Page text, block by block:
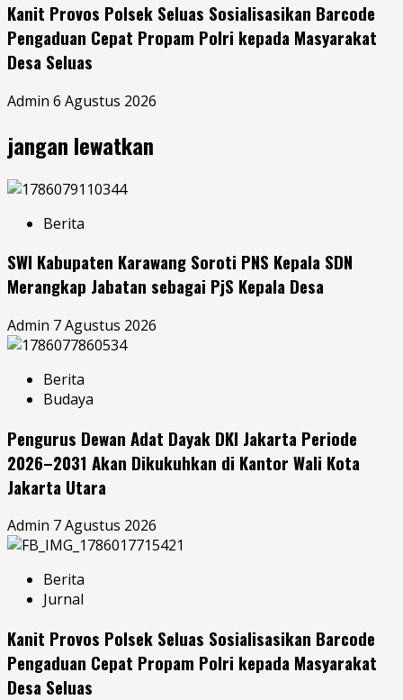
Kanit Provos Polsek Seluas Sosialisasikan Barcode
Pengaduan Cepat Propam Polri kepada Masyarakat
Desa Seluas
Admin 6 Agustus 2026
jangan lewatkan
Berita
SWI Kabupaten Karawang Soroti PNS Kepala SDN
Merangkap Jabatan sebagai PjS Kepala Desa
Admin 7 Agustus 2026
Berita
Budaya
Pengurus Dewan Adat Dayak DKI Jakarta Periode
2026–2031 Akan Dikukuhkan di Kantor Wali Kota
Jakarta Utara
Admin 7 Agustus 2026
Berita
Jurnal
Kanit Provos Polsek Seluas Sosialisasikan Barcode
Pengaduan Cepat Propam Polri kepada Masyarakat
Desa Seluas